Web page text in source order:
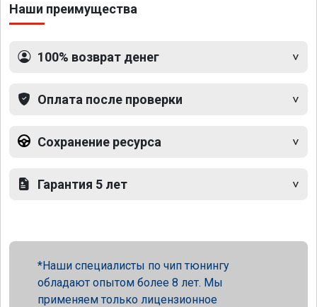
Наши преимущества
100% возврат денег
Оплата после проверки
Сохранение ресурса
Гарантия 5 лет
Наши специалисты по чип тюнингу
обладают опытом более 8 лет. Мы
применяем только лицензионное